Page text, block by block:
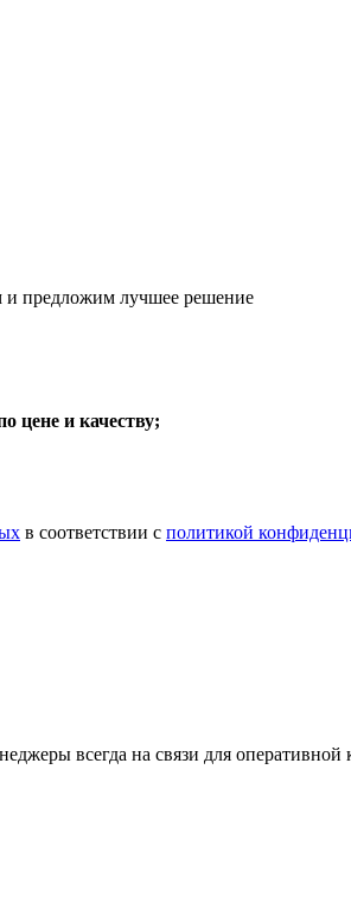
и предложим лучшее решение
цене и качеству;
в соответствии с политикой
всегда на связи для оперативной